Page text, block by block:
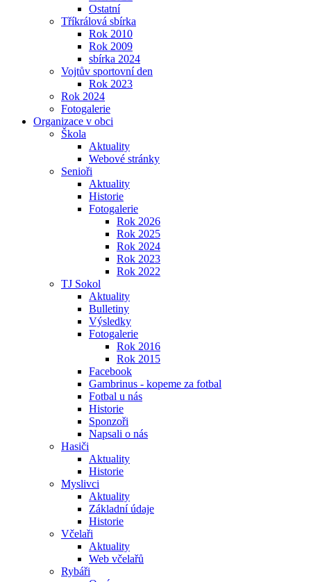
Ostatní
Tříkrálová sbírka
Rok 2010
Rok 2009
sbírka 2024
Vojtův sportovní den
Rok 2023
Rok 2024
Fotogalerie
Organizace v obci
Škola
Aktuality
Webové stránky
Senioři
Aktuality
Historie
Fotogalerie
Rok 2026
Rok 2025
Rok 2024
Rok 2023
Rok 2022
TJ Sokol
Aktuality
Bulletiny
Výsledky
Fotogalerie
Rok 2016
Rok 2015
Facebook
Gambrinus - kopeme za fotbal
Fotbal u nás
Historie
Sponzoři
Napsali o nás
Hasiči
Aktuality
Historie
Myslivci
Aktuality
Základní údaje
Historie
Včelaři
Aktuality
Web včelařů
Rybáři